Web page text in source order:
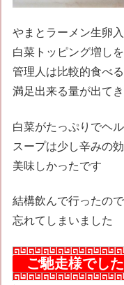
やまとラーメン生卵
白菜トッピング増し
管理人は比較的食べ
満足出来る量が出てき
白菜がたっぷりでヘ
スープは少し辛みの
美味しかったです
結構飲んで行ったの
忘れてしまいました
ご馳走様でし